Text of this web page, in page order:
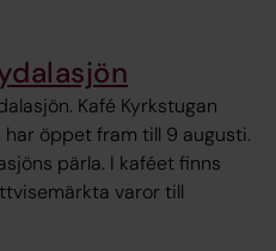
Kafé Kyrkstugan
öppet fram till 9 augusti.
pärla. I kaféet finns
varor till